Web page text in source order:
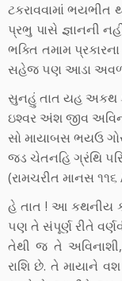
ટકરાવવામાં ભયભીત
પ્રભુ પાસે જ્ઞાનની
ભક્તિ તમામ
સહેજ ૫ણ આડા અવળા
સુનહું તાત યહ અકથ
ઇશ્‍વર અંશ જીવ
સો માયાબસ ભયઉ
જડ ચેતનહિ ગ્રંથિ
(રામચરીત માનસ
હે તાત ! આ કથનીય
૫ણ તે સંપૂર્ણ રીતે
તેથી જ તે
રાશિ છે. તે માયાને